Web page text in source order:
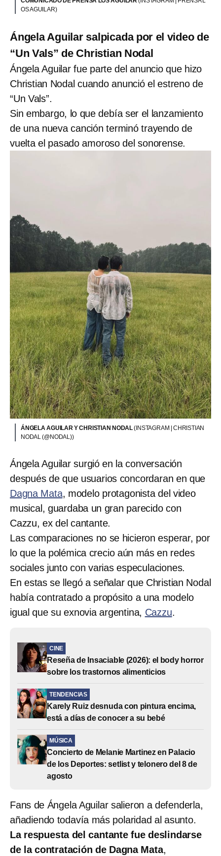
OS AGUILAR)
Ángela Aguilar salpicada por el video de
“Un Vals” de Christian Nodal
Ángela Aguilar fue parte del anuncio que hizo
Christian Nodal cuando anunció el estreno de
“Un Vals”.
Sin embargo, lo que debía ser el lanzamiento
de una nueva canción terminó trayendo de
vuelta el pasado amoroso del sonorense.
ÁNGELA AGUILAR Y CHRISTIAN NODAL(INSTAGRAM | CHRISTIAN
NODAL (@NODAL))
Ángela Aguilar surgió en la conversación
después de que usuarios concordaran en que
Dagna Mata, modelo protagonista del video
musical, guardaba un gran parecido con
Cazzu, ex del cantante.
Las comparaciones no se hicieron esperar, por
lo que la polémica crecio aún más en redes
sociales junto con varias especulaciones.
En estas se llegó a señalar que Christian Nodal
había contratado a propósito a una modelo
igual que su exnovia argentina, Cazzu.
CINE
Reseña de Insaciable (2026): el body horror
sobre los trastornos alimenticios
TENDENCIAS
Karely Ruiz desnuda con pintura encima,
está a días de conocer a su bebé
MÚSICA
Concierto de Melanie Martinez en Palacio
de los Deportes: setlist y telonero del 8 de
agosto
Fans de Ángela Aguilar salieron a defenderla,
añadiendo todavía más polaridad al asunto.
La respuesta del cantante fue deslindarse
de la contratación de Dagna Mata,